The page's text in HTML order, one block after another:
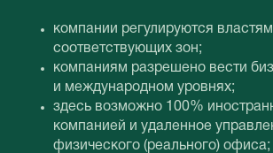
компании регулируются
соответствующих зон;
компаниям разрешено вести
и международном уровнях;
здесь возможно 100%
компанией и удаленное
физического (реального) офиса;